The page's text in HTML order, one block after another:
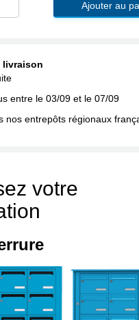
Ajouter au
votre
livraison
entre le 03/09 et le 07/09
nos entrepôts régionaux